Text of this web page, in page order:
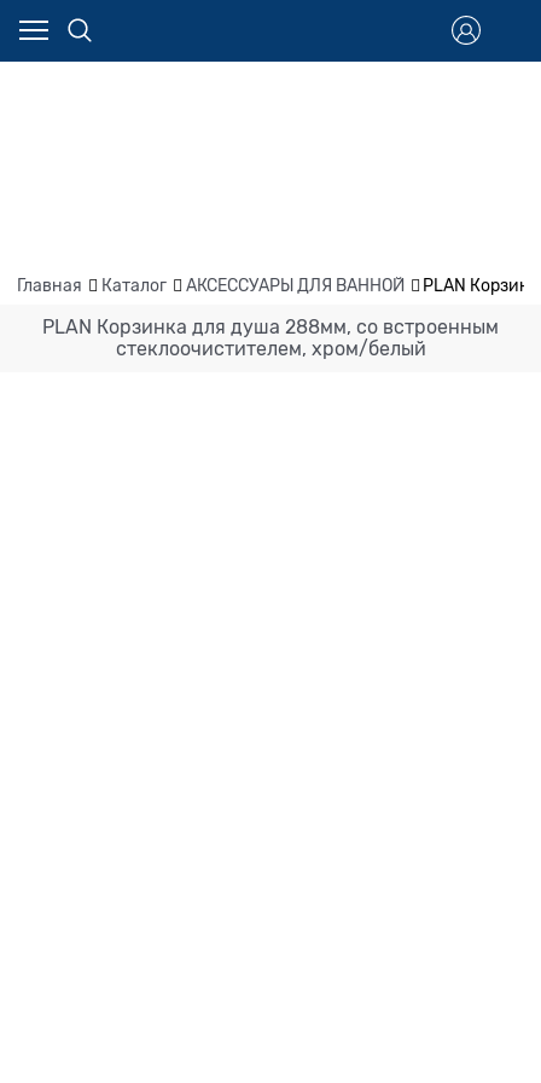
Главная Каталог АКСЕССУАРЫ ДЛЯ ВАННОЙ PLAN
PLAN Корзинка для душа 288мм, со встроенным
стеклоочистителем, хром/белый